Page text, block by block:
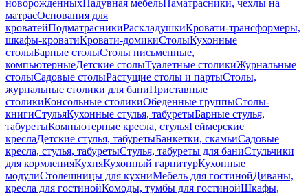
новорожденныхНадувная мебельНаматрасники, чехлы на
матрасОснования для
кроватейПодматрасникиРаскладушкиКровати-трансформеры,
шкафы-кроватиКровати-домикиСтолыКухонные
столыБарные столыСтолы письменные,
компьютерныеДетские столыТуалетные столикиЖурнальные
столыСадовые столыРастущие столы и партыСтолы,
журнальные столики для баниПриставные
столикиКонсольные столикиОбеденные группыСтолы-
книгиСтульяКухонные стулья, табуретыБарные стулья,
табуретыКомпьютерные кресла, стульяГеймерские
креслаДетские стулья, табуретыБанкетки, скамьиСадовые
кресла, стулья, табуретыСтулья, табуреты для баниСтульчики
для кормленияКухняКухонный гарнитурКухонные
модулиСтолешницы для кухниМебель для гостинойДиваны,
кресла для гостинойКомоды, тумбы для гостинойШкафы,